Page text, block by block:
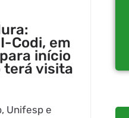
Codi, em
início
terá visita
Unifesp e